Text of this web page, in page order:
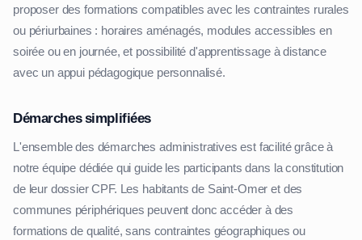
proposer des formations compatibles avec les contraintes rurales
ou périurbaines : horaires aménagés, modules accessibles en
soirée ou en journée, et possibilité d'apprentissage à distance
avec un appui pédagogique personnalisé.
Démarches simplifiées
L'ensemble des démarches administratives est facilité grâce à
notre équipe dédiée qui guide les participants dans la constitution
de leur dossier CPF. Les habitants de Saint-Omer et des
communes périphériques peuvent donc accéder à des
formations de qualité, sans contraintes géographiques ou